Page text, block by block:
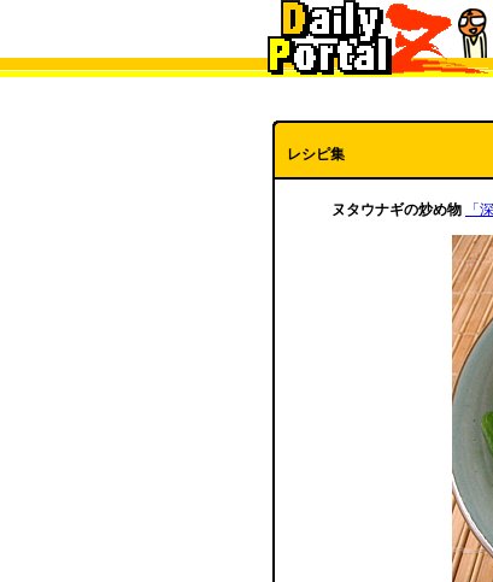
レシピ集
ヌタウナギの炒め物 「